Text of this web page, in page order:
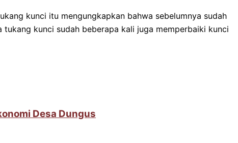
kunci itu mengungkapkan bahwa sebelumnya sudah
kunci sudah beberapa kali juga memperbaiki kunci
Desa Dungus